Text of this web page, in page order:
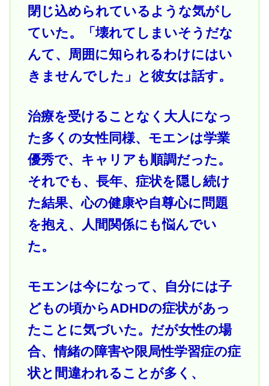
閉じ込められているような気がし
ていた。「壊れてしまいそうだな
んて、周囲に知られるわけにはい
きませんでした」と彼女は話す。
治療を受けることなく大人になっ
た多くの女性同様、モエンは学業
優秀で、キャリアも順調だった。
それでも、長年、症状を隠し続け
た結果、心の健康や自尊心に問題
を抱え、人間関係にも悩んでい
た。
モエンは今になって、自分には子
どもの頃からADHDの症状があっ
たことに気づいた。だが女性の場
合、情緒の障害や限局性学習症の症
状と間違われることが多く、